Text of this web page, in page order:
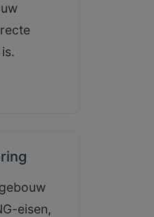
eisen,